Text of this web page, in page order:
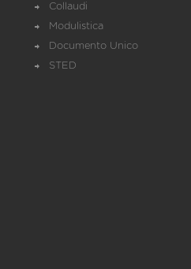
Collaudi
Modulistica
Documento Unico
STED